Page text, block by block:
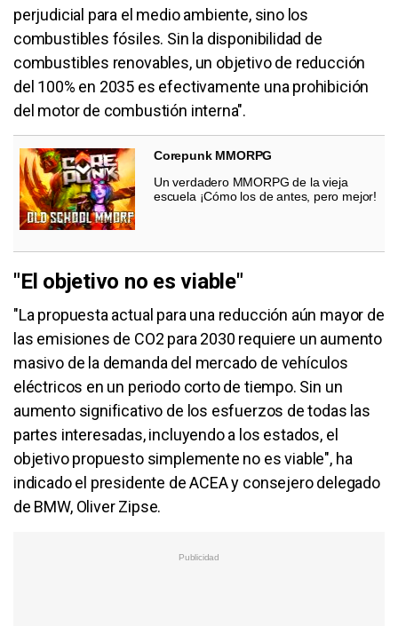
perjudicial para el medio ambiente, sino los
combustibles fósiles. Sin la disponibilidad de
combustibles renovables, un objetivo de reducción
del 100% en 2035 es efectivamente una prohibición
del motor de combustión interna".
Corepunk MMORPG
Un verdadero MMORPG de la vieja
escuela ¡Cómo los de antes, pero mejor!
"El objetivo no es viable"
"La propuesta actual para una reducción aún mayor de
las emisiones de CO2 para 2030 requiere un aumento
masivo de la demanda del mercado de vehículos
eléctricos en un periodo corto de tiempo. Sin un
aumento significativo de los esfuerzos de todas las
partes interesadas, incluyendo a los estados, el
objetivo propuesto simplemente no es viable", ha
indicado el presidente de ACEA y consejero delegado
de BMW, Oliver Zipse.